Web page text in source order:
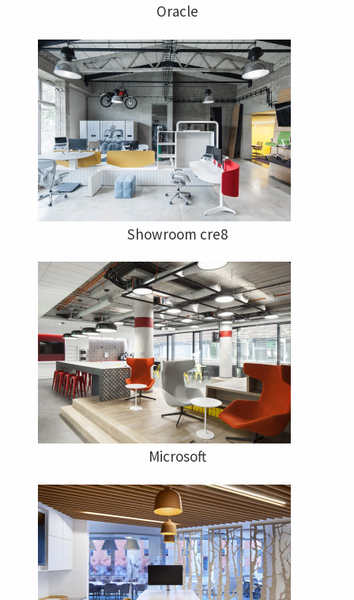
Oracle
Showroom cre8
Microsoft